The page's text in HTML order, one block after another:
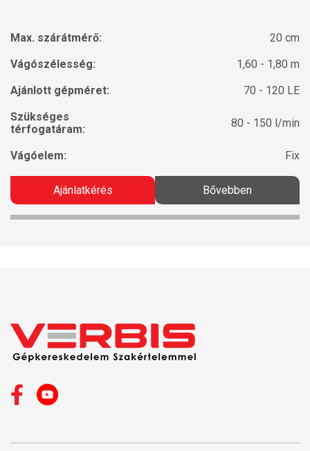
Max. szárátmérő:
20 cm
Vágószélesség:
1,60 - 1,80 m
Ajánlott gépméret:
70 - 120 LE
Szükséges
térfogatáram:
80 - 150 l/min
Vágóelem: Fix
Ajánlatkérés Bővebben